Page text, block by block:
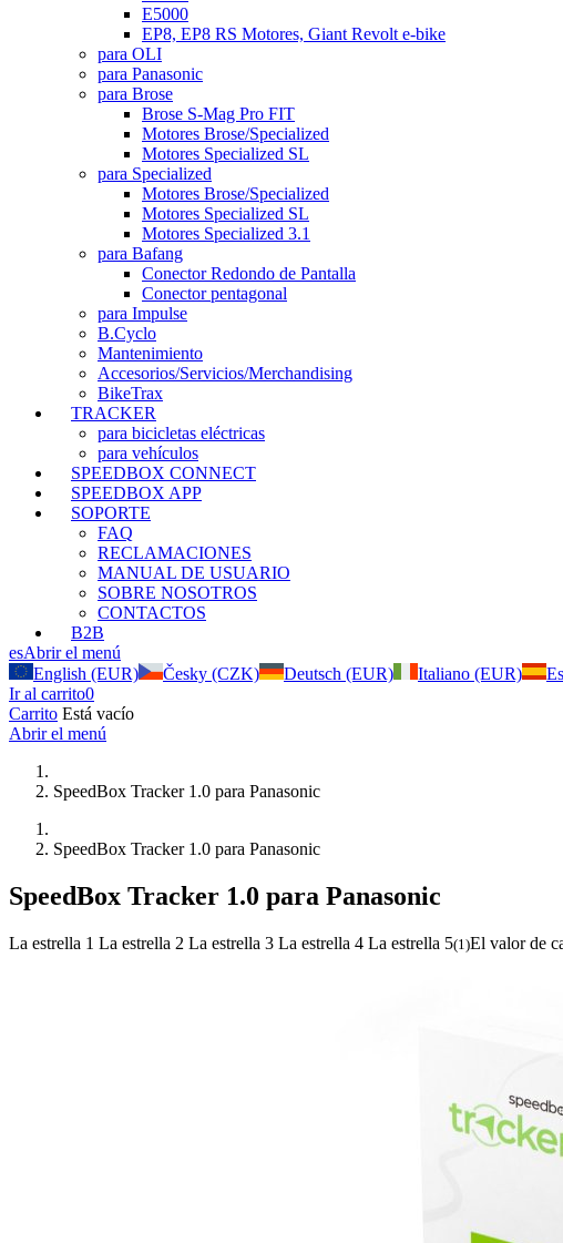
E5000
EP8, EP8 RS Motores, Giant Revolt e-bike
para OLI
para Panasonic
para Brose
Brose S-Mag Pro FIT
Motores Brose/Specialized
Motores Specialized SL
para Specialized
Motores Brose/Specialized
Motores Specialized SL
Motores Specialized 3.1
para Bafang
Conector Redondo de Pantalla
Conector pentagonal
para Impulse
B.Cyclo
Mantenimiento
Accesorios/Servicios/Merchandising
BikeTrax
TRACKER
para bicicletas eléctricas
para vehículos
SPEEDBOX CONNECT
SPEEDBOX APP
SOPORTE
FAQ
RECLAMACIONES
MANUAL DE USUARIO
SOBRE NOSOTROS
CONTACTOS
B2B
esAbrir el menú
English (EUR)
Česky (CZK) Deutsch (EUR) Italiano (EUR)
Ir al carrito0
Carrito Está vacío
Abrir el menú
SpeedBox Tracker 1.0 para Panasonic
SpeedBox Tracker 1.0 para Panasonic
SpeedBox Tracker 1.0 para Panasonic
La estrella 1 La estrella 2 La estrella 3 La estrella 4 La estrella 5(1 )El valor de